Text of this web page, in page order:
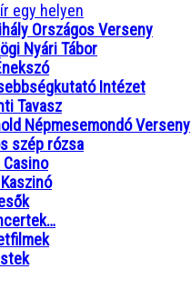
egy helyen
Országos Verseny
Nyári Tábor
Intézet
Tavasz
Népmesemondó Verseny
szép rózsa